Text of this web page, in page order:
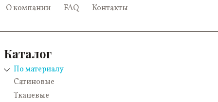
О компании
FAQ Контакты
Каталог
По материалу
Сатиновые
Тканевые